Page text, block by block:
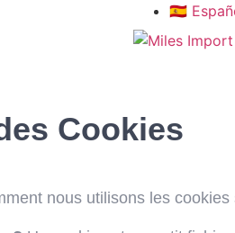
🇪🇸
Cookies
nous utilisons les